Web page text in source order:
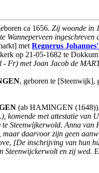
ca 1656. Zij woonde in
Wanneperveen
met Regnerus Johannes'
op 21-05-1682 te
- Fr) met Joan Jacob de
, geboren te [Steenwijk],
(ab HAMINGEN (1648)),
komende met attestatie
Steenwijkerwold. Anna
daarvoor zijn geen
[De inschrijving van hun
Steenwijckerwolt en zij wed.